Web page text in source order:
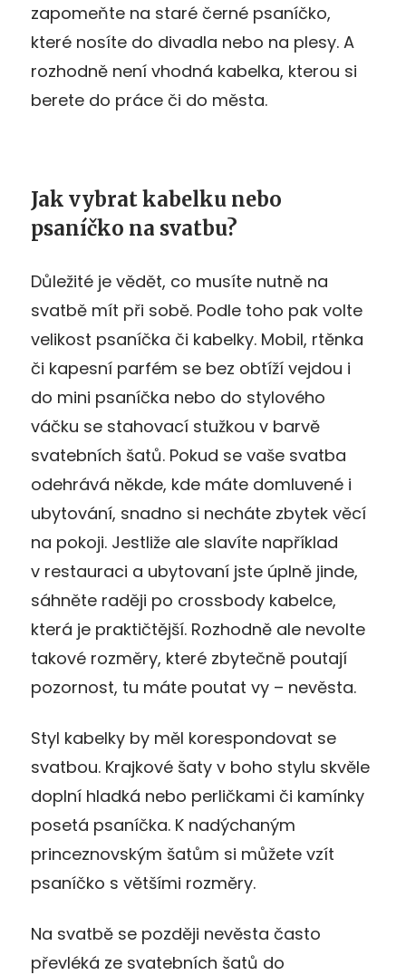
zapomeňte na staré černé psaníčko,
které nosíte do divadla nebo na plesy. A
rozhodně není vhodná kabelka, kterou si
berete do práce či do města.
Jak vybrat kabelku nebo
psaníčko na svatbu?
Důležité je vědět, co musíte nutně na
svatbě mít při sobě. Podle toho pak volte
velikost psaníčka či kabelky. Mobil, rtěnka
či kapesní parfém se bez obtíží vejdou i
do mini psaníčka nebo do stylového
váčku se stahovací stužkou v barvě
svatebních šatů. Pokud se vaše svatba
odehrává někde, kde máte domluvené i
ubytování, snadno si necháte zbytek věcí
na pokoji. Jestliže ale slavíte například
v restauraci a ubytovaní jste úplně jinde,
sáhněte raději po crossbody kabelce,
která je praktičtější. Rozhodně ale nevolte
takové rozměry, které zbytečně poutají
pozornost, tu máte poutat vy – nevěsta.
Styl kabelky by měl korespondovat se
svatbou. Krajkové šaty v boho stylu skvěle
doplní hladká nebo perličkami či kamínky
posetá psaníčka. K nadýchaným
princeznovským šatům si můžete vzít
psaníčko s většími rozměry.
Na svatbě se později nevěsta často
převléká ze svatebních šatů do